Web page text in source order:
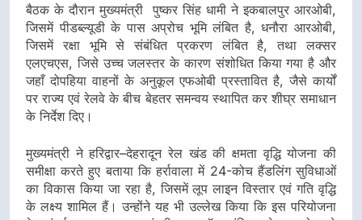
बैठक के दौरान मुख्यमंत्री पुष्कर सिंह धामी ने इकबालपुर आरओबी,
जिसमें पीडब्ल्यूडी के पास अप्रोच भूमि लंबित है, धनौरा आरओबी,
जिसमें रक्षा भूमि से संबंधित प्रकरण लंबित है, तथा लक्सर
एलएचएस, जिसे उच्च जलस्तर के कारण संशोधित किया गया है और
जहाँ दोपहिया वाहनों के अनुकूल एफओबी प्रस्तावित है, जैसे कार्यों
पर राज्य एवं रेलवे के बीच बेहतर समन्वय स्थापित कर शीघ्र समाधान
के निर्देश दिए।
मुख्यमंत्री ने हरिद्वार–देहरादून रेल खंड की क्षमता वृद्धि योजना की
समीक्षा करते हुए बताया कि हर्रावाला में 24-कोच हैंडलिंग सुविधाओं
का विकास किया जा रहा है, जिसमें लूप लाइन विस्तार एवं गति वृद्धि
के लक्ष्य शामिल हैं। उन्होंने यह भी उल्लेख किया कि इस परियोजना